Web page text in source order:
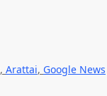
, Arattai, Google News